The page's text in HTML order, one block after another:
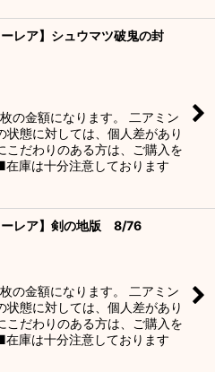
ーレア】シュウマツ破鬼の封
の金額になります。 二アミン
状態に対しては、個人差があり
こだわりのある方は、ご購入を
庫は十分注意しております
ーレア】剣の地版 8/76
の金額になります。 二アミン
状態に対しては、個人差があり
こだわりのある方は、ご購入を
庫は十分注意しております